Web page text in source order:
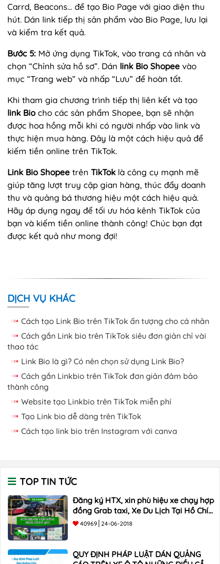
Carrd, Beacons… để tạo Bio Page với giao diện thu
hút. Dán link tiếp thị sản phẩm vào Bio Page, lưu lại
và kiểm tra kết quả.
Bước 5: Mở ứng dụng TikTok, vào trang cá nhân và
chọn “Chỉnh sửa hồ sơ”. Dán link Bio Shopee vào
mục “Trang web” và nhấp “Lưu” để hoàn tất.
Khi tham gia chương trình tiếp thị liên kết và tạo
link Biocho các sản phẩm Shopee, bạn sẽ nhận
được hoa hồng mỗi khi có người nhấp vào link và
thực hiện mua hàng. Đây là một cách hiệu quả để
kiếm tiền online trên TikTok.
Link Bio Shopee trên TikToklà công cụ mạnh mẽ
giúp tăng lượt truy cập gian hàng, thúc đẩy doanh
thu và quảng bá thương hiệu một cách hiệu quả.
Hãy áp dụng ngay để tối ưu hóa kênh TikTok của
bạn và kiếm tiền online thành công! Chúc bạn đạt
được kết quả như mong đợi!
DỊCH VỤ KHÁC
Cách tạo Link Bio trên TikTok ấn tượng cho cá nhân
Cách gắn Link bio trên TikTok siêu đơn giản chỉ vài
thao tác
Link Bio là gì? Có nên chọn sử dụng Link Bio?
Cách gắn Linkbio trên TikTok đơn giản đảm bảo
thành công
Website tạo Linkbio trên TikTok miễn phí
Tạo Link bio dễ dàng trên TikTok
Cách tạo link bio trên Instagram với canva
TOP TIN TỨC
Đăng ký HTX, xin phù hiệu xe chạy hợp
đồng Grab taxi, Xe Du Lịch Tại Hồ Chí
Minh Giá Rẻ
40969 24-06-2018
QUY ĐỊNH PHÁP LUẬT DÁN QUẢNG